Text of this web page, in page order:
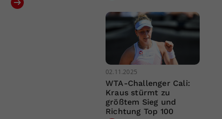
02.11.2025
WTA-Challenger Cali:
Kraus stürmt zu
größtem Sieg und
Richtung Top 100